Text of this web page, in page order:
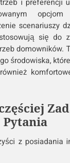
opcjom
scenariuszy
się do
domowników.
środowiska,
Pytania
z posiadania